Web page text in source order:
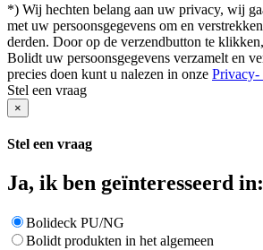
*) Wij hechten belang aan uw privacy, wij
met uw persoonsgegevens om en
derden. Door op de verzendbutton te
Bolidt uw persoonsgegevens verzamelt en
precies doen kunt u nalezen in onze Privacy-
Stel een vraag
×
Stel een vraag
Ja, ik ben geïnteresseerd in:
Bolideck PU/NG
Bolidt produkten in het algemeen